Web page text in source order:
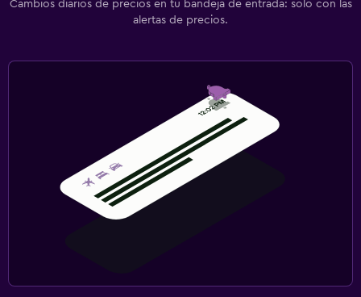
Cambios diarios de precios en tu bandeja de entrada: solo con las
alertas de precios.